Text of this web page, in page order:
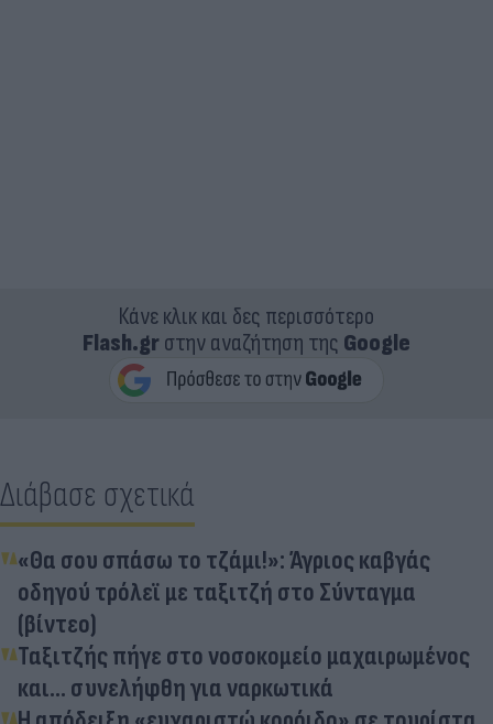
Κάνε κλικ και δες περισσότερο
Flash.grστην αναζήτηση της Google
Διάβασε σχετικά
«Θα σου σπάσω το τζάμι!»: Άγριος καβγάς
οδηγού τρόλεϊ με ταξιτζή στο Σύνταγμα
(βίντεο)
Ταξιτζής πήγε στο νοσοκομείο μαχαιρωμένος
και... συνελήφθη για ναρκωτικά